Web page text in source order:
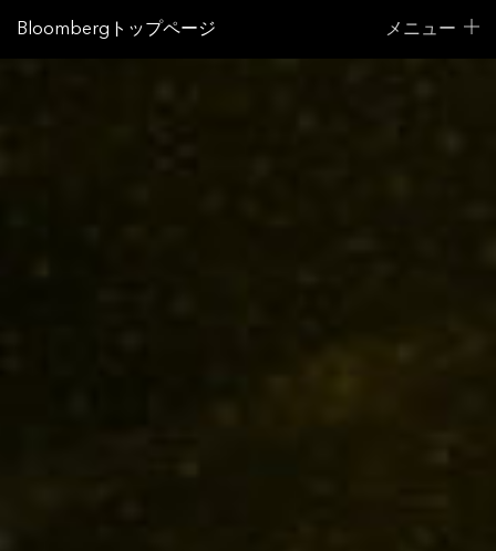
Bloombergトップページ メニュー